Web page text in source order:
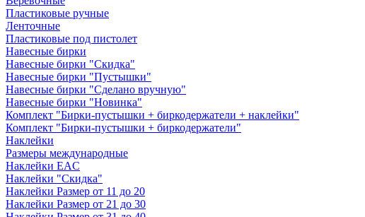
Пластиковые ручные
Ленточные
Пластиковые под пистолет
Навесные бирки
Навесные бирки "Скидка"
Навесные бирки "Пустышки"
Навесные бирки "Сделано вручную"
Навесные бирки "Новинка"
Комплект "Бирки-пустышки + биркодержатели + наклейки"
Комплект "Бирки-пустышки + биркодержатели"
Наклейки
Размеры международные
Наклейки EAC
Наклейки "Скидка"
Наклейки Размер от 11 до 20
Наклейки Размер от 21 до 30